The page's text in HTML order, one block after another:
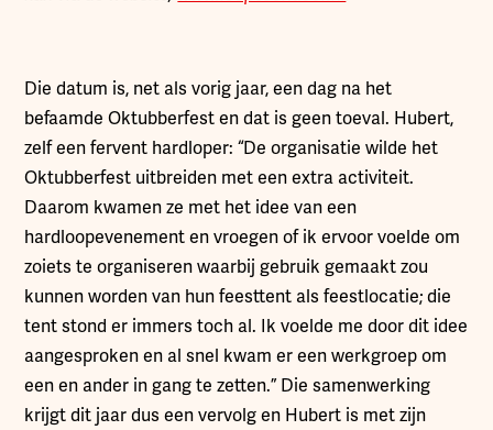
Die datum is, net als vorig jaar, een dag na het
befaamde Oktubberfest en dat is geen toeval. Hubert,
zelf een fervent hardloper: “De organisatie wilde het
Oktubberfest uitbreiden met een extra activiteit.
Daarom kwamen ze met het idee van een
hardloopevenement en vroegen of ik ervoor voelde om
zoiets te organiseren waarbij gebruik gemaakt zou
kunnen worden van hun feesttent als feestlocatie; die
tent stond er immers toch al. Ik voelde me door dit idee
aangesproken en al snel kwam er een werkgroep om
een en ander in gang te zetten.” Die samenwerking
krijgt dit jaar dus een vervolg en Hubert is met zijn